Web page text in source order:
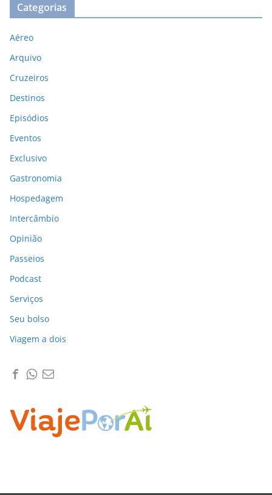
Categorias
Aéreo
Arquivo
Cruzeiros
Destinos
Episódios
Eventos
Exclusivo
Gastronomia
Hospedagem
Intercâmbio
Opinião
Passeios
Podcast
Serviços
Seu bolso
Viagem a dois